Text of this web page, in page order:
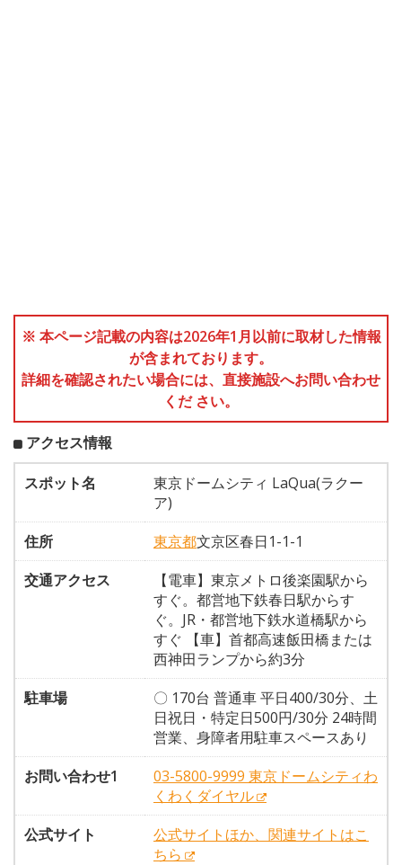
※ 本ページ記載の内容は2026年1月以前に取材した情報
が含まれております。
詳細を確認されたい場合には、直接施設へお問い合わせ
くだ さい。
アクセス情報
スポット名
東京ドームシティ LaQua(ラクー
ア)
住所
東京都文京区春日1-1-1
交通アクセス
【電車】東京メトロ後楽園駅から
すぐ。都営地下鉄春日駅からす
ぐ。JR・都営地下鉄水道橋駅から
すぐ 【車】首都高速飯田橋または
西神田ランプから約3分
駐車場
〇 170台 普通車 平日400/30分、土
日祝日・特定日500円/30分 24時間
営業、身障者用駐車スペースあり
お問い合わせ1
03-5800-9999 東京ドームシティわ
くわくダイヤル
公式サイト
公式サイトほか、関連サイトはこ
ちら